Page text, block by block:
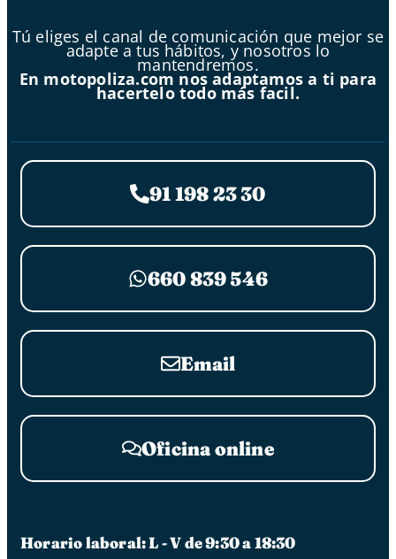
Tú eliges el canal de comunicación que mejor se
adapte a tus hábitos, y nosotros lo
mantendremos.
En motopoliza.com nos adaptamos a ti para
hacertelo todo más facil.
91 198 23 30
660 839 546
Email
Oficina online
Horario laboral: L - V de 9:30 a 18:30